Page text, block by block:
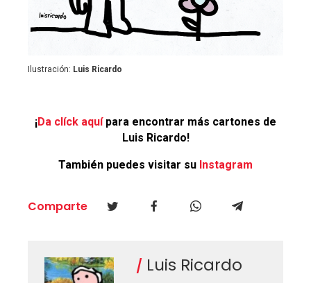
Ilustración: Luis Ricardo
¡Da clíck aquípara encontrar más cartones de
Luis Ricardo!
También puedes visitar su Instagram
Comparte
Luis Ricardo